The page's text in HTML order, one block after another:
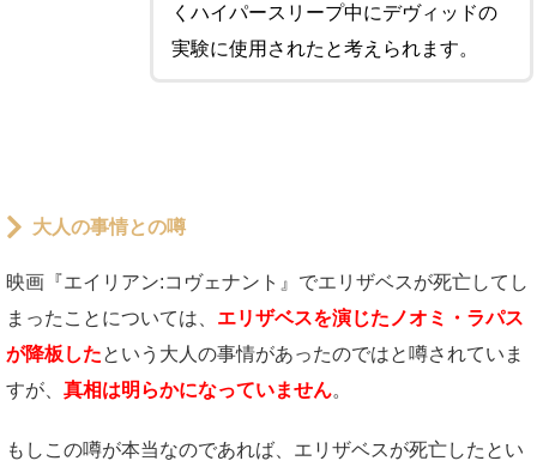
くハイパースリープ中にデヴィッドの
実験に使用されたと考えられます。
大人の事情との噂
映画『エイリアン:コヴェナント』でエリザベスが死亡してし
まったことについては、 エリザベスを演じたノオミ・ラパス
が降板したという大人の事情があったのではと噂されていま
すが、 真相は明らかになっていません。
もしこの噂が本当なのであれば、エリザベスが死亡したとい